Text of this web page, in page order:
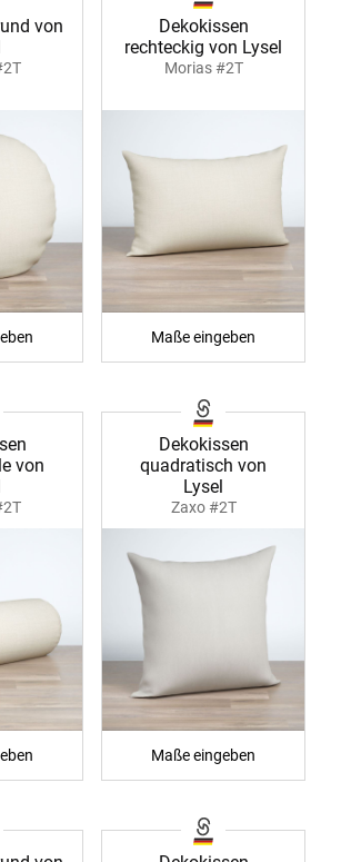
von
Dekokissen
rechteckig von Lysel
Morias #2T
Maße eingeben
von
Dekokissen
quadratisch von
Lysel
Zaxo #2T
Maße eingeben